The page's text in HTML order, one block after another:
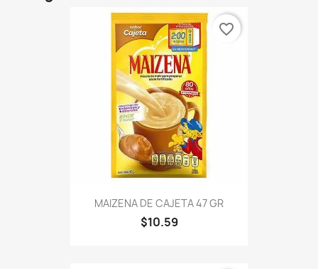
MAIZENA DE CAJETA 47 GR
$10.59
favorite_border